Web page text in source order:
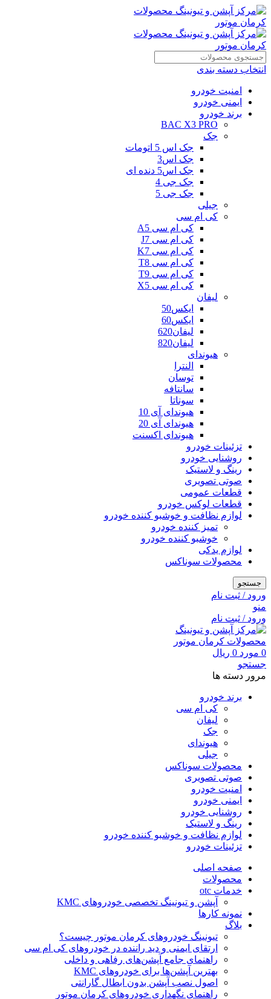
انتخاب دسته بندی
امنیت خودرو
ایمنی خودرو
برند خودرو
BAC X3 PRO
جک
جک اس 5 اتومات
جک اس3
جک اس5 دنده ای
جک جی 4
جک جی 5
جیلی
کی ام سی
کی ام سی A5
کی ام سی J7
کی ام سی K7
کی ام سی T8
کی ام سی T9
کی ام سی X5
لیفان
ایکس50
ایکس60
لیفان620
لیفان820
هیوندای
النترا
توسان
سانتافه
سوناتا
هیوندای آی 10
هیوندای آی 20
هیوندای اکسنت
تزئینات خودرو
روشنایی خودرو
رینگ و لاستیک
صوتی تصویری
قطعات عمومی
قطعات لوکس خودرو
لوازم نظافت و خوشبو کننده خودرو
تمیز کننده خودرو
خوشبو کننده خودرو
لوازم یدکی
محصولات سوناکس
جستجو
ورود / ثبت نام
منو
ورود / ثبت نام
0 مورد 0 ریال
جستجو
مرور دسته ها
برند خودرو
کی ام سی
لیفان
جک
هیوندای
جیلی
محصولات سوناکس
صوتی تصویری
امنیت خودرو
ایمنی خودرو
روشنایی خودرو
رینگ و لاستیک
لوازم نظافت و خوشبو کننده خودرو
تزئینات خودرو
صفحه اصلی
محصولات
خدمات otc
آپشن و تیونینگ تخصصی خودروهای KMC
نمونه کارها
بلاگ
تیونینگ خودروهای کرمان موتور چیست؟
ارتقای ایمنی و دید راننده در خودروهای کی ام سی
راهنمای جامع آپشن‌های رفاهی و داخلی
بهترین آپشن‌ها برای خودروهای KMC
اصول نصب آپشن بدون ابطال گارانتی
راهنمای نگهداری خودروهای کرمان موتور